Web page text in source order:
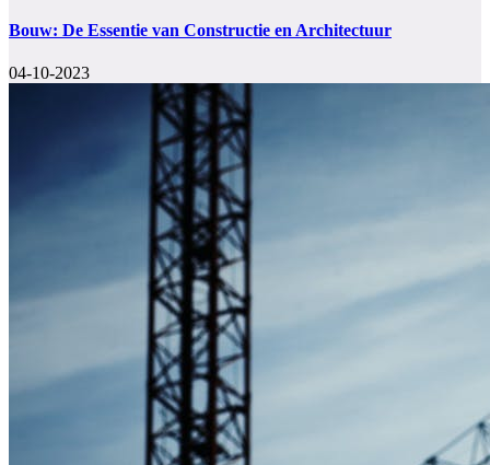
Bouw: De Essentie van Constructie en Architectuur
04-10-2023